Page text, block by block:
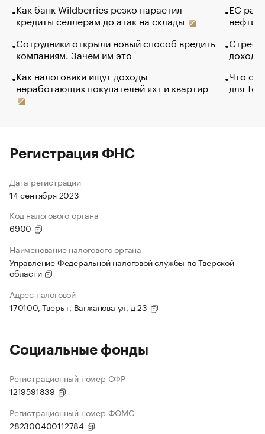
Как банк Wildberries резко нарастил
кредиты селлерам до атак на склады
Сотрудники открыли новый способ вредить
компаниям. Зачем им это
Как налоговики ищут доходы
неработающих покупателей яхт и квартир
ЕС
нефти
Что
для
Регистрация ФНС
Дата регистрации
14 сентября 2023
Код налогового органа
6900
Наименование налогового органа
Управление Федеральной налоговой службы по Тверской
области
Адрес налоговой
170100, Тверь г, Вагжанова ул, д 23
Социальные фонды
Регистрационный номер СФР
1219591839
Регистрационный номер ФОМС
282300400112784